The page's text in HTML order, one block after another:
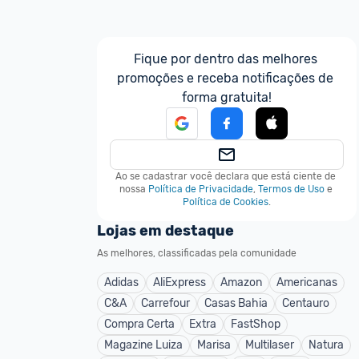
Fique por dentro das melhores
promoções e receba notificações de
forma gratuita!
Ao se cadastrar você declara que está ciente de
nossa Política de Privacidade, Termos de Uso e
Política de Cookies.
Lojas em destaque
As melhores, classificadas pela comunidade
Adidas AliExpress Amazon
Americanas
C&A
Carrefour Casas Bahia
Centauro
Compra Certa
Extra
FastShop
Magazine Luiza
Marisa Multilaser
Natura